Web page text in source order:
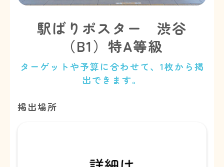
駅ばりポスター 渋谷
（B1）特A等級
ターゲットや予算に合わせて、1枚から掲
出できます。
掲出場所